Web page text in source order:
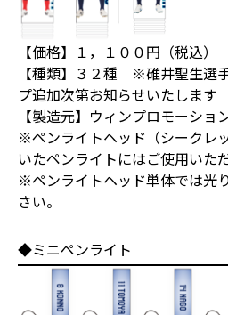
【価格】１，１００円（税込）
【種類】３２種 ※碓井聖生選
プ追加次第お知らせいたします
【製造元】ウィンプロモーショ
※ペンライトヘッド（シークレ
いたペンライトにはご使用いた
※ペンライトヘッド単体では光
さい。
◆ミニペンライト